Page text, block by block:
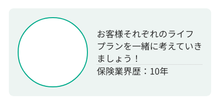
お客様それぞれのライフ
プランを一緒に考えていき
ましょう！
保険業界歴：10年